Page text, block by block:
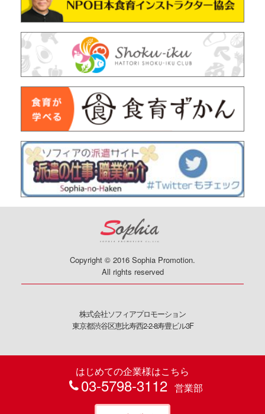
Copyright © 2016 Sophia Promotion.
All rights reserved
株式会社ソフィアプロモーション
東京都渋谷区恵比寿西2-2-8寿豊ビル3F
はじめての企業様はこちら
03-5798-3112 営業部